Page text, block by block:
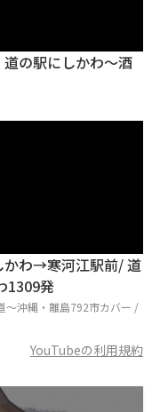
道の駅にしかわ～酒
かわ→寒河江駅前/ 道
1309発
〜沖縄・離島792市カバー /
YouTubeの利用規約